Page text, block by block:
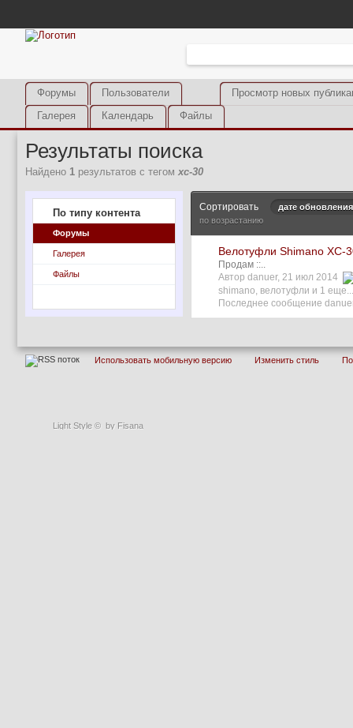
Light Style © by Fisana
Просмотр новых
Форумы
Пользователи
Галерея
Календарь Файлы
Результаты поиска
Найдено 1 результатов с тегом xc-30
По типу контента
Форумы
Галерея
Файлы
Сортировать
дате обновления
по возрастанию
Велотуфли Shimano XC-
Продам ::..
Автор danuer, 21 июл 2014
shimano, велотуфли и 1 еще...
Последнее сообщение
Использовать мобильную версию Изменить стиль